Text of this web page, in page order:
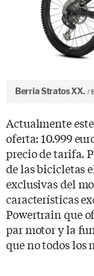
Berria Stratos XX.
Actualmente
oferta: 10.999
precio de tarifa.
de las bicicletas
exclusivas del
características
Powertrain que
par motor y la
que no todos los